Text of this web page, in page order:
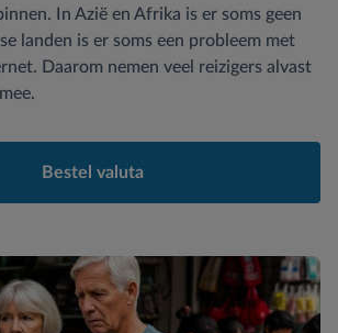
In Azië en Afrika is er soms geen
landen is er soms een probleem met
Daarom nemen veel reizigers alvast
Bestel valuta